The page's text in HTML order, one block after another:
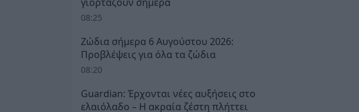
08:25
Ζώδια σήμερα 6 Αυγούστου 2026:
Προβλέψεις για όλα τα ζώδια
08:20
Guardian: Έρχονται νέες αυξήσεις στο
ελαιόλαδο – Η ακραία ζέστη πλήττει